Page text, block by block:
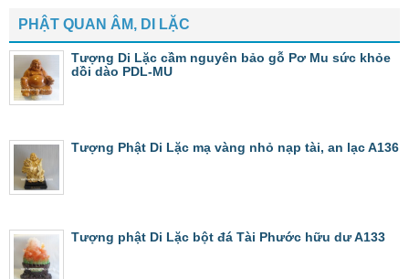
PHẬT QUAN ÂM, DI LẶC
Tượng Di Lặc cầm nguyên bảo gỗ Pơ Mu sức khỏe
dồi dào PDL-MU
Tượng Phật Di Lặc mạ vàng nhỏ nạp tài, an lạc A136
Tượng phật Di Lặc bột đá Tài Phước hữu dư A133